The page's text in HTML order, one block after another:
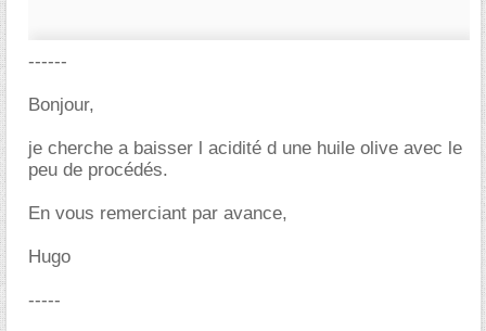
------
Bonjour,
je cherche a baisser l acidité d une huile olive avec le
peu de procédés.
En vous remerciant par avance,
Hugo
-----